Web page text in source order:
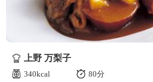
上野 万梨子
340kcal
80分